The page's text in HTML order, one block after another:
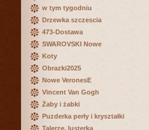
w tym tygodniu
Drzewka szczescia
473-Dostawa
SWAROVSKI Nowe
Koty
Obrazki2025
Nowe VeronesE
Vincent Van Gogh
Żaby i żabki
Puzderka perły i kryształki
Talerze, lusterka